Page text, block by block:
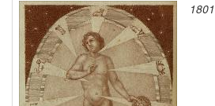
1801